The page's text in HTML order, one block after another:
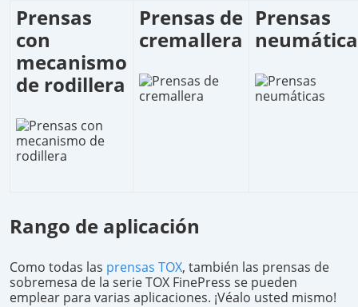
Prensas
con
mecanismo
de rodillera
Prensas de
cremallera
Prensas
Rango de aplicación
Como todas las prensas TOX, también las prensas de
sobremesa de la serie TOX FinePress se pueden
emplear para varias aplicaciones. ¡Véalo usted mismo!